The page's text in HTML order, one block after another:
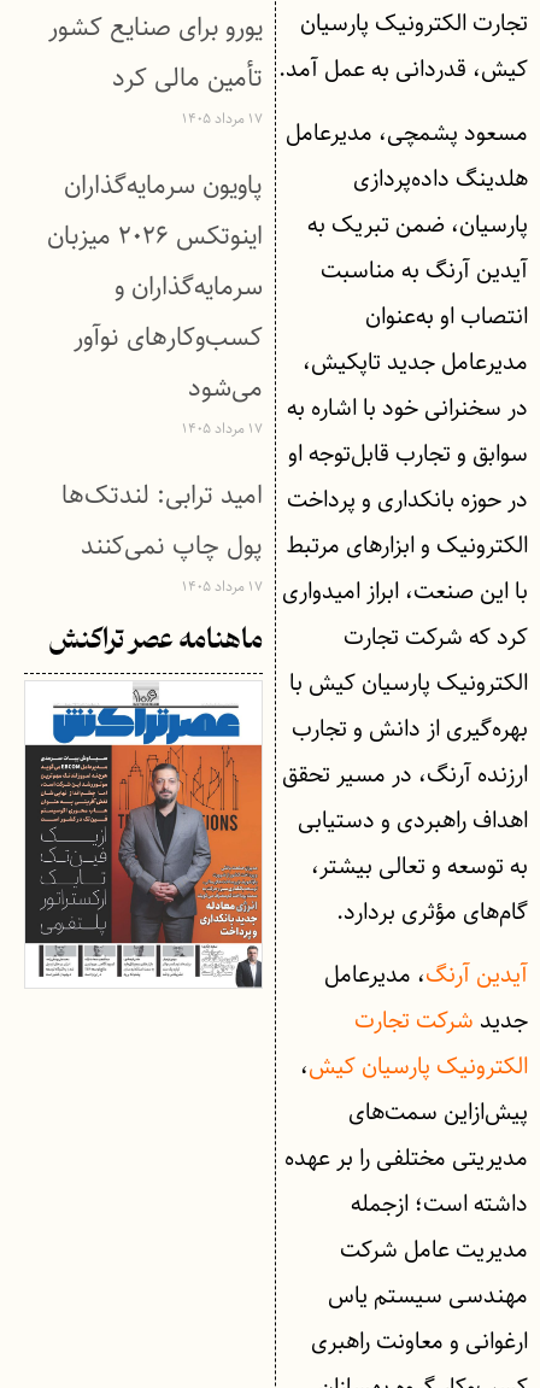
تجارت الکترونیک پارسیان
کیش، قدردانی به عمل آمد.
مسعود پشمچی، مدیرعامل
هلدینگ داده‌پردازی
پارسیان، ضمن تبریک به
آیدین آرنگ به مناسبت
انتصاب او به‌عنوان
مدیرعامل جدید تاپکیش،
در سخنرانی خود با اشاره به
سوابق و تجارب قابل‌توجه او
در حوزه بانکداری و پرداخت
الکترونیک و ابزارهای مرتبط
با این صنعت، ابراز امیدواری
کرد که شرکت تجارت
الکترونیک پارسیان کیش با
بهره‌گیری از دانش و تجارب
ارزنده آرنگ، در مسیر تحقق
اهداف راهبردی و دستیابی
به توسعه و تعالی بیشتر،
گام‌های مؤثری بردارد.
آیدین آرنگ، مدیرعامل
جدید شرکت تجارت
الکترونیک پارسیان کیش،
پیش‌ازاین سمت‌های
مدیریتی مختلفی را بر عهده
داشته است؛ ازجمله
مدیریت عامل شرکت
مهندسی سیستم یاس
ارغوانی و معاونت راهبری
یورو برای صنایع کشور
تأمین مالی کرد
۱۷ مرداد ۱۴۰۵
پاویون سرمایه‌گذاران
اینوتکس ۲۰۲۶ میزبان
سرمایه‌گذاران و
کسب‌وکارهای نوآور
می‌شود
۱۷ مرداد ۱۴۰۵
امید ترابی: لندتک‌ها
پول چاپ نمی‌کنند
۱۷ مرداد ۱۴۰۵
ماهنامه عصر تراکنش